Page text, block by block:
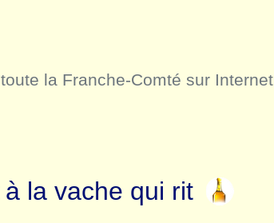
toute la Franche-Comté sur Internet
la vache qui rit